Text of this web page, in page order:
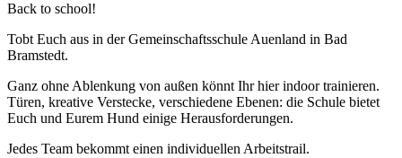
Back to school!
Tobt Euch aus in der Gemeinschaftsschule Auenland in Bad
Bramstedt.
Ganz ohne Ablenkung von außen könnt Ihr hier indoor trainieren.
Türen, kreative Verstecke, verschiedene Ebenen: die Schule bietet
Euch und Eurem Hund einige Herausforderungen.
Jedes Team bekommt einen individuellen Arbeitstrail.